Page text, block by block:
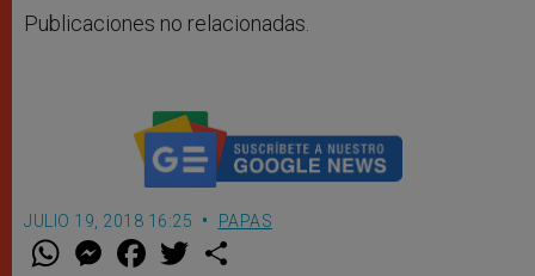
Publicaciones no relacionadas.
JULIO 19, 2018 16:25 PAPAS
W M
e
F
a w